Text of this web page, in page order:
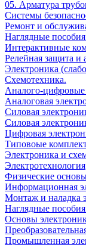
05. Арматура
Системы
Ремонт и
Наглядные пособия
Интерактивные
Релейная защита и
Электроника
Схемотехника.
Аналого-цифровые
Аналоговая
Cиловая
Cиловая
Цифровая
Типовоые
Электроника и
Электротехнология
Физические
Информационная
Монтаж и наладка
Наглядные
Основы
Промышленная